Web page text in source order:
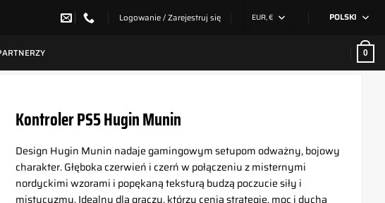
Logowanie / Zarejestruj się EUR, € POLSKI
0
Kontroler PS5 Hugin Munin
Design Hugin Munin nadaje gamingowym setupom odważny, bojowy
charakter. Głęboka czerwień i czerń w połączeniu z misternymi
nordyckimi wzorami i popękaną teksturą budzą poczucie siły i
mistycyzmu. Idealny dla graczy, którzy cenią strategię, moc i ducha